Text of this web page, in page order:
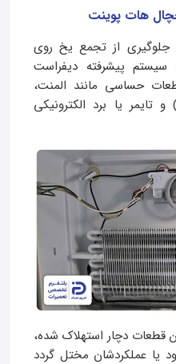
از تجمع یخ روی
سیستم پیشرفته دیفراست
حساسی مانند المنت،
یا برد الکترونیکی
دچار استهلاک شده،
یا عملکردشان مختل گردد